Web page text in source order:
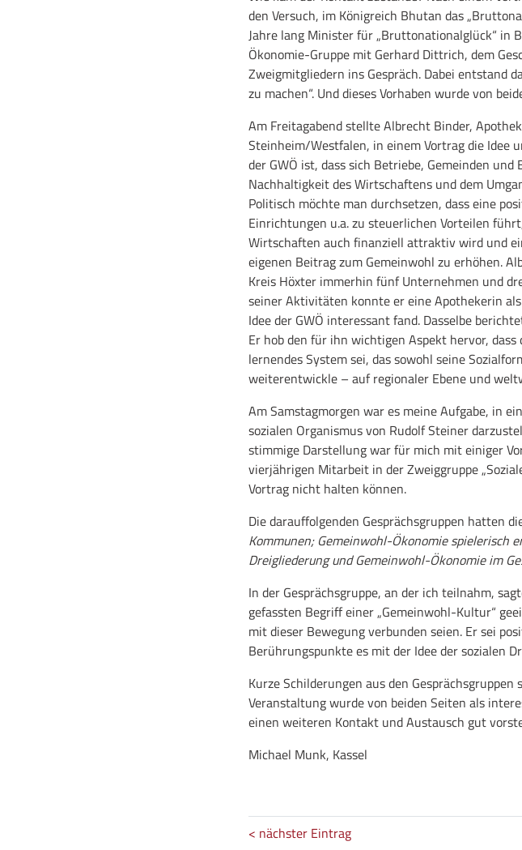
den Versuch, im Königreich Bhutan das
Jahre lang Minister für „Bruttonationalglück“ in
Ökonomie-Gruppe mit Gerhard Dittrich, dem
Zweigmitgliedern ins Gespräch. Dabei entstand
zu machen“. Und dieses Vorhaben wurde von
Am Freitagabend stellte Albrecht Binder,
Steinheim/Westfalen, in einem Vortrag die Idee
der GWÖ ist, dass sich Betriebe, Gemeinden
Nachhaltigkeit des Wirtschaftens und dem
Politisch möchte man durchsetzen, dass eine
Einrichtungen u.a. zu steuerlichen Vorteilen
Wirtschaften auch finanziell attraktiv wird und
eigenen Beitrag zum Gemeinwohl zu erhöhen.
Kreis Höxter immerhin fünf Unternehmen und
seiner Aktivitäten konnte er eine Apothekerin
Idee der GWÖ interessant fand. Dasselbe
Er hob den für ihn wichtigen Aspekt hervor,
lernendes System sei, das sowohl seine
weiterentwickle – auf regionaler Ebene und
Am Samstagmorgen war es meine Aufgabe, in
sozialen Organismus von Rudolf Steiner
stimmige Darstellung war für mich mit einiger
vierjährigen Mitarbeit in der Zweiggruppe
Vortrag nicht halten können.
Die darauffolgenden Gesprächsgruppen hatten
Kommunen; Gemeinwohl-Ökonomie spielerisch
Dreigliederung und Gemeinwohl-Ökonomie im
In der Gesprächsgruppe, an der ich teilnahm,
gefassten Begriff einer „Gemeinwohl-Kultur“
mit dieser Bewegung verbunden seien. Er sei
Berührungspunkte es mit der Idee der sozialen
Kurze Schilderungen aus den
Veranstaltung wurde von beiden Seiten als
einen weiteren Kontakt und Austausch gut
Michael Munk, Kassel
< nächster Eintrag